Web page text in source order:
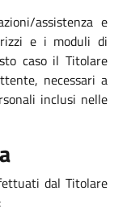
assistenza e
e i moduli di
caso il Titolare
necessari a
inclusi nelle
dal Titolare